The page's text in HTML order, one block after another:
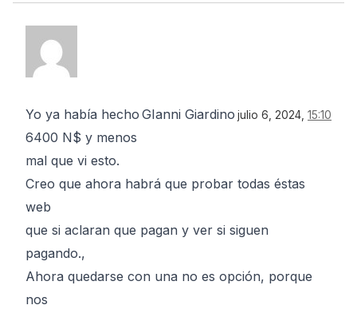
GIanni Giardino julio 6, 2024, 15:10
Yo ya había hecho
6400 N$ y menos
mal que vi esto.
Creo que ahora habrá que probar todas éstas
web
que si aclaran que pagan y ver si siguen
pagando.,
Ahora quedarse con una no es opción, porque
nos